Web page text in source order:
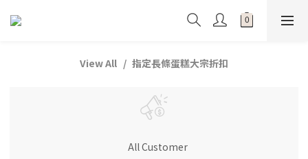
View All 指定長條蛋糕大宗折扣
All Customer